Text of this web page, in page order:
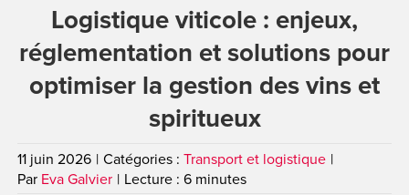
Logistique viticole : enjeux,
réglementation et solutions pour
optimiser la gestion des vins et
spiritueux
11 juin 2026 | Catégories :Transport et logistique |
Par Eva Galvier | Lecture : 6 minutes